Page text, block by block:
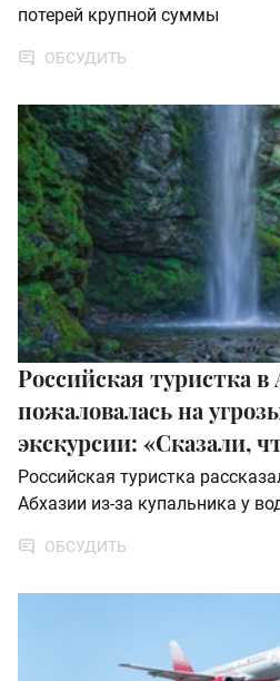
потерей крупной суммы
ОБСУДИТЬ
Российская туристка в
пожаловалась на
экскурсии: «Сказали,
Российская туристка
Абхазии из-за купальника у
ОБСУДИТЬ